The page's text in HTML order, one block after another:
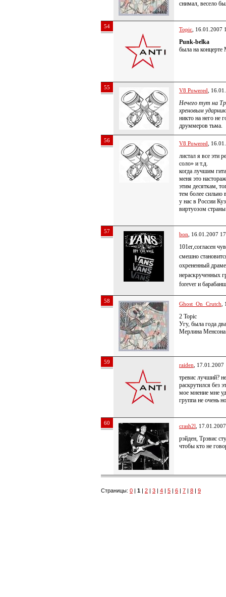
снимал, весело
54 Topic , 16.01.2007
Punk-belka
была на
55 V8 Powered ,
Нечего тут на
хреновым
никто на него не
друммеров тьма.
56 V8 Powered ,
листал я все эти
соло» и т.д.
когда лучшим
меня это
этим десяткам,
тем более сильно
у нас в России
виртуозом
57 bon , 16.01.2007
101er,согласен
смешно
охрененный
нераскрученных
fоrеvеr и
58 Ghost_On_Crutch
2 Topic
Угу, была года
Мерлина
59 raiden ,
тревис лучший?
раскрутился без
мое мнение мне
группа не очень
60 crash2l ,
рэйден, Трэвис
чтобы кто не
Страницы: 0 | 1 | 2 | 3 | 4 | 5 | 6 | 7 | 8 | 9